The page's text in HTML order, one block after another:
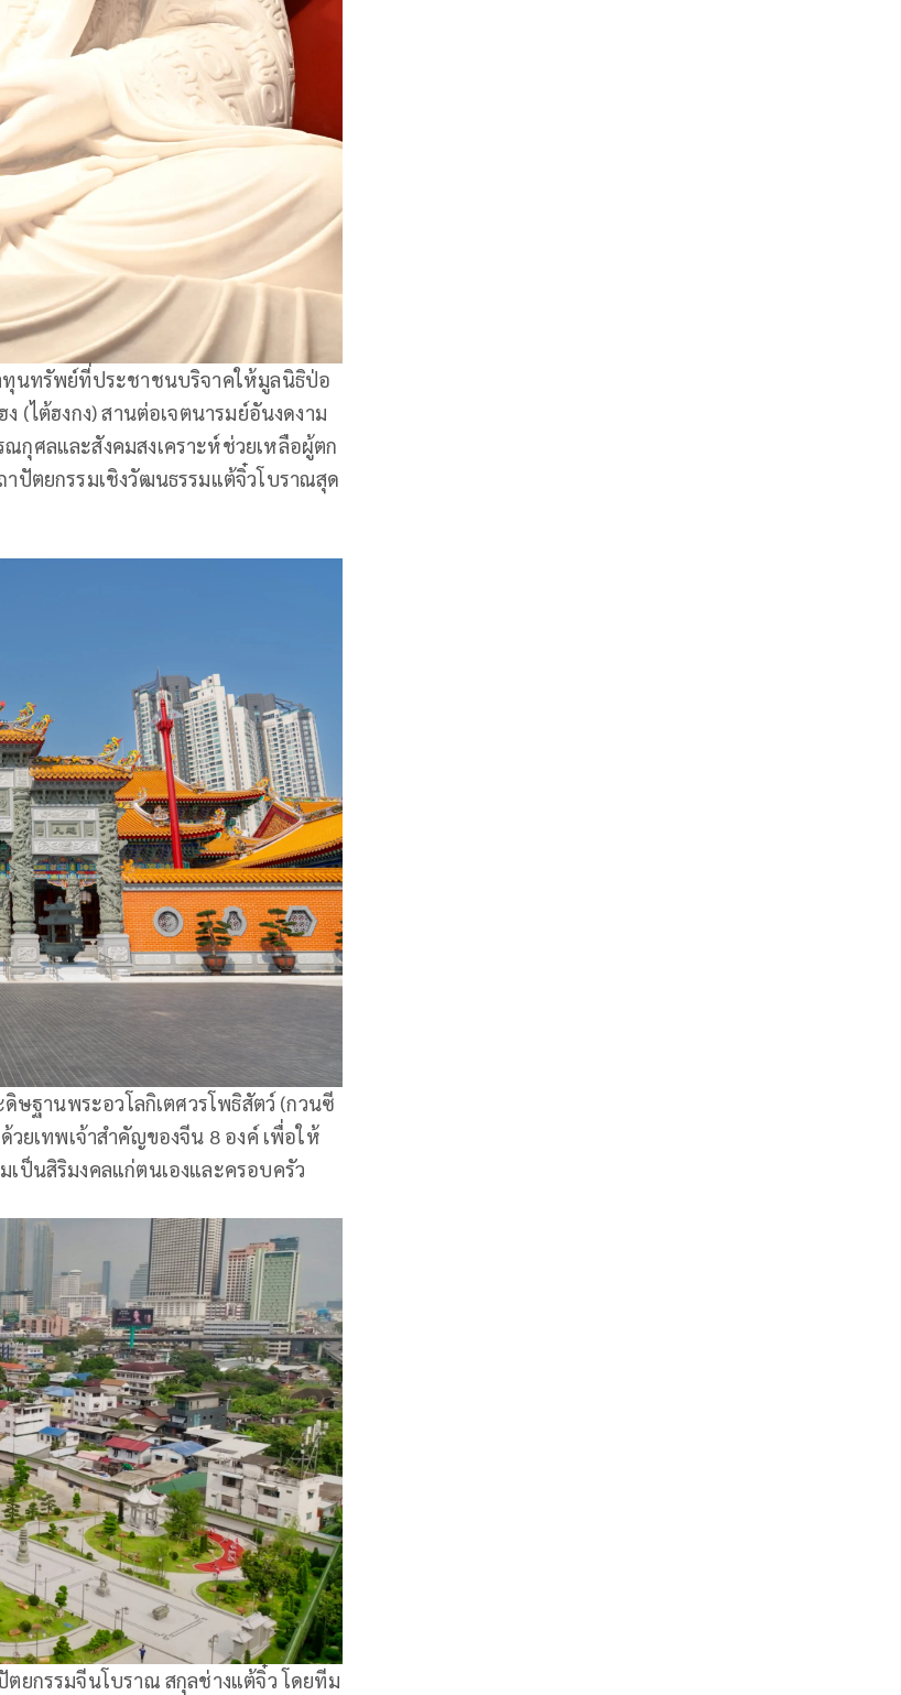
ทุนทรัพย์ที่ประชาชนบริจาคให้มูลนิธิป่อ
(ไต้ฮงกง) สานต่อเจตนารมย์อันงดงาม
กุศลและสังคมสงเคราะห์ช่วยเหลือผู้ตก
ปัตยกรรมเชิงวัฒนธรรมแต้จิ๋วโบราณสุด
ษฐานพระอวโลกิเตศวรโพธิสัตว์ (กวนซี
ยเทพเจ้าสำคัญของจีน 8 องค์ เพื่อให้
เป็นสิริมงคลแก่ตนเองและครอบครัว
ยกรรมจีนโบราณ สกุลช่างแต้จิ๋ว โดยทีม